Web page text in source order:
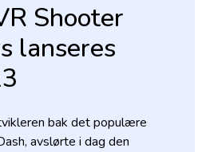
Shooter
lanseres
bak det populære
avslørte i dag den